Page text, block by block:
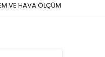
VE HAVA ÖLÇÜM